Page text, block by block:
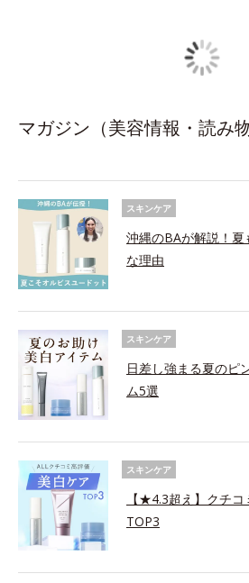
マガジン（美容情報・読み物
スキンケア
沖縄のBAが解説！
な理由
スキンケア
日差し強まる夏のピ
ム5選
スキンケア
【★4.3超え】クチ
TOP3